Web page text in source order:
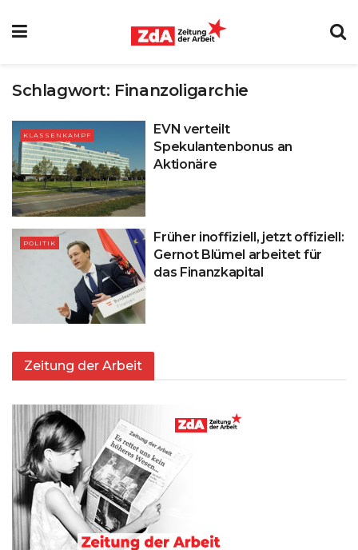
Schlagwort: Finanzoligarchie
KLASSENKAMPF
EVN verteilt
Spekulantenbonus an
Aktionäre
POLITIK
Früher inoffiziell, jetzt offiziell:
Gernot Blümel arbeitet für
das Finanzkapital
Zeitung der Arbeit